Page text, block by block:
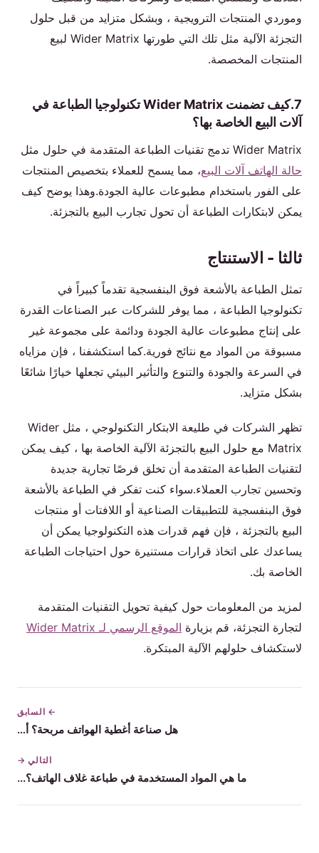
وموردي المنتجات الترويجية ، وبشكل متزايد من قبل حلول
التجزئة الآلية مثل تلك التي طورتها Wider Matrix لبيع
المنتجات المخصصة.
7.كيف تضمنت Wider Matrix تكنولوجيا الطباعة في
آلات البيع الخاصة بها؟
Wider Matrix تدمج تقنيات الطباعة المتقدمة في حلول مثل
حالة الهاتف آلات البيع، مما يسمح للعملاء بتخصيص المنتجات
على الفور باستخدام مطبوعات عالية الجودة.وهذا يوضح كيف
يمكن لابتكارات الطباعة أن تحول تجارب البيع بالتجزئة.
ثالثا - الاستنتاج
تمثل الطباعة بالأشعة فوق البنفسجية تقدماً كبيراً في
تكنولوجيا الطباعة ، مما يوفر للشركات عبر الصناعات القدرة
على إنتاج مطبوعات عالية الجودة ودائمة على مجموعة غير
مسبوقة من المواد مع نتائج فورية.كما استكشفنا ، فإن مزاياه
في السرعة والجودة والتنوع والتأثير البيئي تجعلها خيارًا شائعًا
بشكل متزايد.
تظهر الشركات في طليعة الابتكار التكنولوجي ، مثل Wider
Matrix مع حلول البيع بالتجزئة الآلية الخاصة بها ، كيف يمكن
لتقنيات الطباعة المتقدمة أن تخلق فرصًا تجارية جديدة
وتحسين تجارب العملاء.سواء كنت تفكر في الطباعة بالأشعة
فوق البنفسجية للتطبيقات الصناعية أو اللافتات أو منتجات
البيع بالتجزئة ، فإن فهم قدرات هذه التكنولوجيا يمكن أن
يساعدك على اتخاذ قرارات مستنيرة حول احتياجات الطباعة
الخاصة بك.
لمزيد من المعلومات حول كيفية تحويل التقنيات المتقدمة
لتجارة التجزئة، قم بزيارة الموقع الرسمي لـ Wider Matrix
لاستكشاف حلولهم الآلية المبتكرة.
← السابق
هل صناعة أغطية الهواتف مربحة؟ أ…
التالي →
ما هي المواد المستخدمة في طباعة غلاف الهاتف؟...